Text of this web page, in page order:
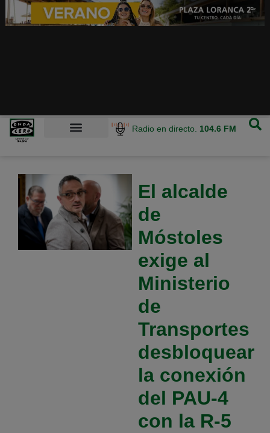
Radio en directo. 104.6 FM
El alcalde
de
Móstoles
exige al
Ministerio
de
Transportes
desbloquear
la conexión
del PAU-4
con la R-5